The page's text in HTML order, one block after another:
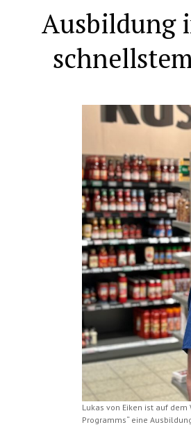
Ausbildung
Lukas von Eiken ist auf dem
Programms“ eine